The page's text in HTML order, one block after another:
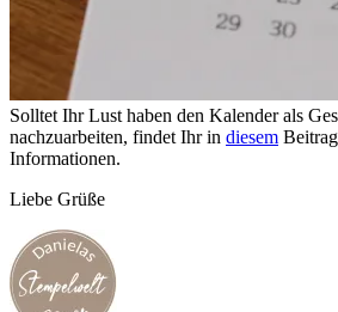
Solltet Ihr Lust haben den Kalender als
nachzuarbeiten, findet Ihr in diesem
Informationen.
Liebe Grüße